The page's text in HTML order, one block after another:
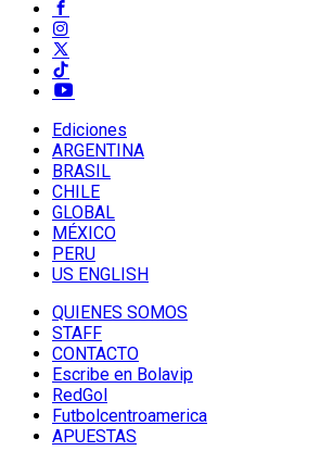
Ediciones
ARGENTINA
BRASIL
CHILE
GLOBAL
MÉXICO
PERU
US ENGLISH
QUIENES SOMOS
STAFF
CONTACTO
Escribe en Bolavip
RedGol
Futbolcentroamerica
APUESTAS